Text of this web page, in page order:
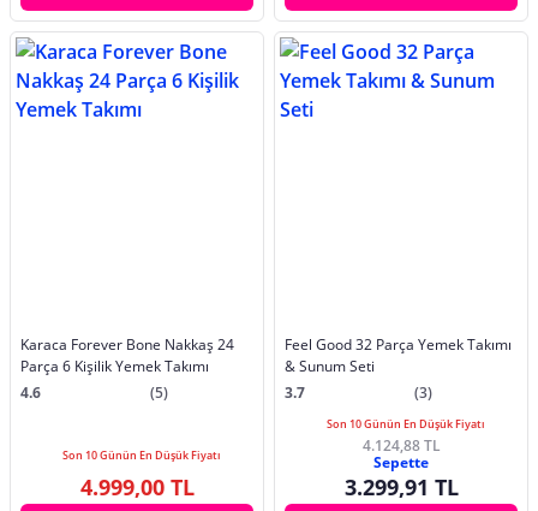
Karaca Forever Bone Nakkaş 24
Parça 6 Kişilik Yemek Takımı
4.6
(5)
Son 10 Günün En Düşük Fiyatı
4.999,00 TL
Feel Good 32 Parça Yemek Takımı
& Sunum Seti
3.7
(3)
Son 10 Günün En Düşük Fiyatı
4.124,88 TL
Sepette
3.299,91 TL